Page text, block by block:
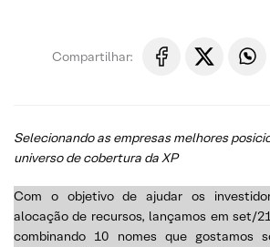
Compartilhar:
Selecionando as empresas melhores
universo de cobertura da XP
Com o objetivo de ajudar os
alocação de recursos, lançamos em set/
combinando 10 nomes que gostamos